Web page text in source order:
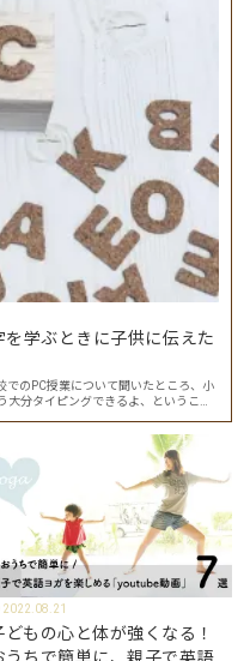
学ぶときに子供に伝えた
でのPC授業について聞いたところ、小
分タイピングできるよ、ということ
2022.08.21
どもの心と体が強くなる！
うちで簡単に、親子で英語ヨ